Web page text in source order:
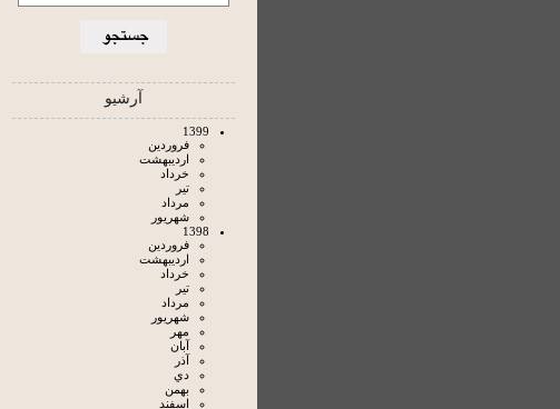
آرشیو
1399
فروردين
ارديبهشت
خرداد
تير
مرداد
شهريور
1398
فروردين
ارديبهشت
خرداد
تير
مرداد
شهريور
مهر
آبان
آذر
دي
بهمن
اسفند